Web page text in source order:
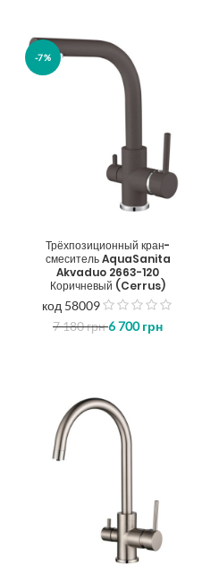
-7%
Трёхпозиционный кран-
смеситель AquaSanita
Akvaduo 2663-120
Коричневый (Cerrus)
код 58009
7 180грн6 700грн